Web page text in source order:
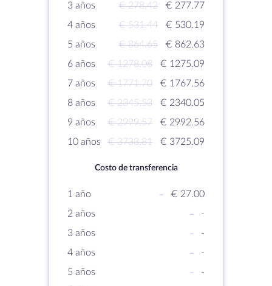
3 años
€ 278.42
€ 277.77
4 años
€ 531.44
€ 530.19
5 años
€ 864.65
€ 862.63
6 años
€ 1278.08
€ 1275.09
7 años
€ 1771.70
€ 1767.56
8 años
€ 2345.53
€ 2340.05
9 años
€ 2999.57
€ 2992.56
10 años
€ 3733.81 € 3725.09
Costo de transferencia
1 año -
€ 27.00
2 años
-
-
3 años
-
-
4 años
-
-
5 años
-
-